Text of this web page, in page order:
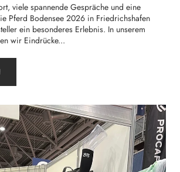
viele spannende Gespräche und eine
Pferd Bodensee 2026 in Friedrichshafen
ein besonderes Erlebnis. In unserem
wir Eindrücke...